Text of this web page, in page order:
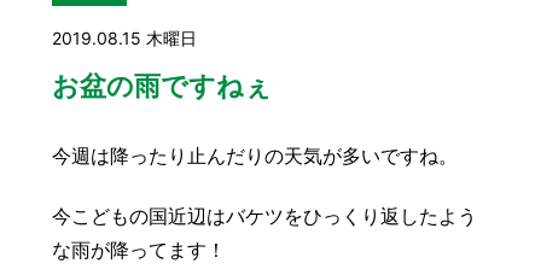
サービスを知る
レンズ交換
2019.08.15 木曜日
お盆の雨ですねぇ
今週は降ったり止んだりの天気が多いですね。
今こどもの国近辺はバケツをひっくり返したよう
な雨が降ってます！